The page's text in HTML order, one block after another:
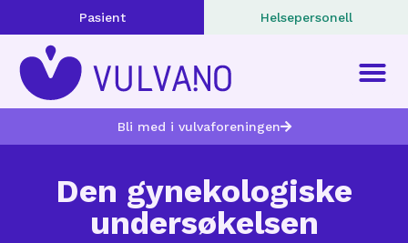
Pasient Helsepersonell
Bli med i vulvaforeningen
Den gynekologiske
undersøkelsen